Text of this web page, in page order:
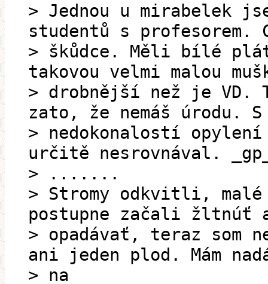
> Jednou u mirabelek
studentů s profesorem.
> škůdce. Měli bílé
takovou velmi malou
> drobnější než je VD.
zato, že nemáš úrodu. S
> nedokonalostí
určitě nesrovnával.
> .......
> Stromy odkvitli,
postupne začali žltnúť
> opadávať, teraz som
ani jeden plod. Mám
> na